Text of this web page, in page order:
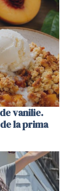
vanilie.
la prima